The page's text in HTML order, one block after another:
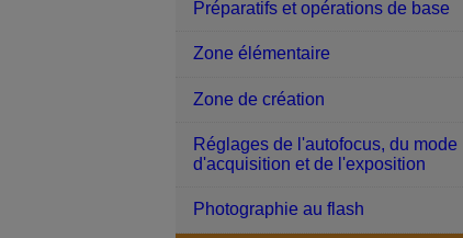
Préparatifs et opérations de base
Zone élémentaire
Zone de création
Réglages de l'autofocus, du mode
d'acquisition et de l'exposition
Photographie au flash